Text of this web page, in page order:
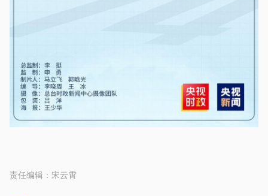
责任编辑： 宋云霄